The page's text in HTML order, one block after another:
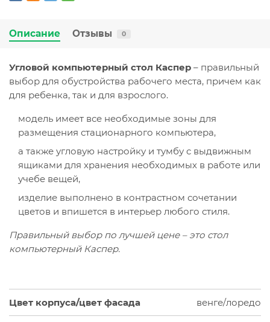
Описание Отзывы 0
Угловой компьютерный стол Каспер – правильный
выбор для обустройства рабочего места, причем как
для ребенка, так и для взрослого.
модель имеет все необходимые зоны для
размещения стационарного компьютера,
а также угловую настройку и тумбу с выдвижным
ящиками для хранения необходимых в работе или
учебе вещей,
изделие выполнено в контрастном сочетании
цветов и впишется в интерьер любого стиля.
Правильный выбор по лучшей цене – это стол
компьютерный Каспер.
Цвет корпуса/цвет фасада венге/лоредо